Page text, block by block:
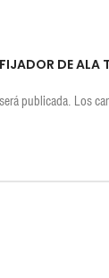
DE ALA
publicada. Los